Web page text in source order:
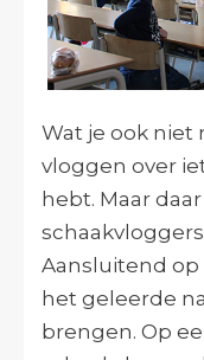
Wat je ook niet
vloggen over
hebt. Maar
Aansluitend
het geleerde
brengen. Op